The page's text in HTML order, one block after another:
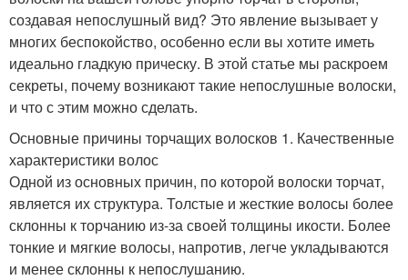
создавая непослушный вид? Это явление вызывает у
многих беспокойство, особенно если вы хотите иметь
идеально гладкую прическу. В этой статье мы раскроем
секреты, почему возникают такие непослушные волоски,
и что с этим можно сделать.
Основные причины торчащих волосков 1. Качественные
характеристики волос
Одной из основных причин, по которой волоски торчат,
является их структура. Толстые и жесткие волосы более
склонны к торчанию из-за своей толщины икости. Более
тонкие и мягкие волосы, напротив, легче укладываются
и менее склонны к непослушанию.